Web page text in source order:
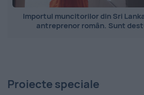
Importul muncitorilor din Sri
antreprenor român. Sunt
Proiecte speciale